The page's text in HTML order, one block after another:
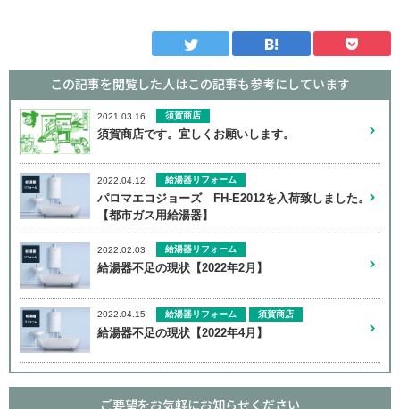
この記事を閲覧した人はこの記事も参考にしています
2021.03.16 須賀商店
須賀商店です。宜しくお願いします。
2022.04.12 給湯器リフォーム
パロマエコジョーズ FH-E2012を入荷致しました。
【都市ガス用給湯器】
2022.02.03 給湯器リフォーム
給湯器不足の現状【2022年2月】
2022.04.15 給湯器リフォーム 須賀商店
給湯器不足の現状【2022年4月】
ご要望をお気軽にお知らせください